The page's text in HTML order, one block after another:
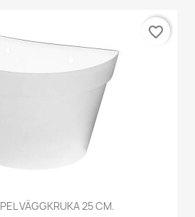
VÄGGKRUKA 25 CM.
favorite_border